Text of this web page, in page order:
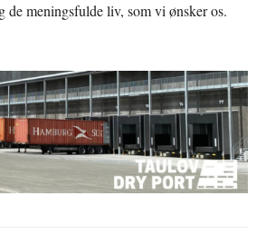
de meningsfulde liv, som vi ønsker os.